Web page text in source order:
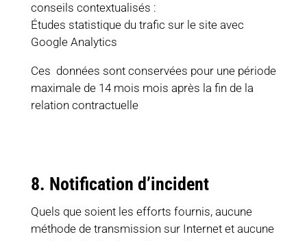
conseils contextualisés :
Études statistique du trafic sur le site avec
Google Analytics
Ces données sont conservées pour une période
maximale de 14 mois mois après la fin de la
relation contractuelle
8. Notification d’incident
Quels que soient les efforts fournis, aucune
méthode de transmission sur Internet et aucune